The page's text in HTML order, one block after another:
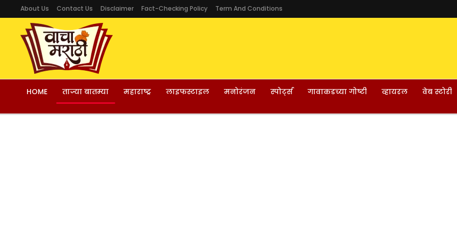
About Us Contact Us Disclaimer Fact-Checking Policy Term And Conditions
HOME ताज्या बातम्या महाराष्ट्र लाइफस्टाइल मनोरंजन स्पोर्ट्स गावाकडच्या गोष्टी व्हायरल वेब स्टोरी